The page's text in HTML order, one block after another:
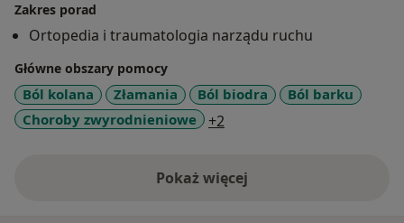
Zakres porad
Ortopedia i traumatologia narządu ruchu
Główne obszary pomocy
Ból kolana Złamania Ból biodra
Ból barku
Choroby zwyrodnieniowe
+2
Pokaż więcejo doświadczeniu